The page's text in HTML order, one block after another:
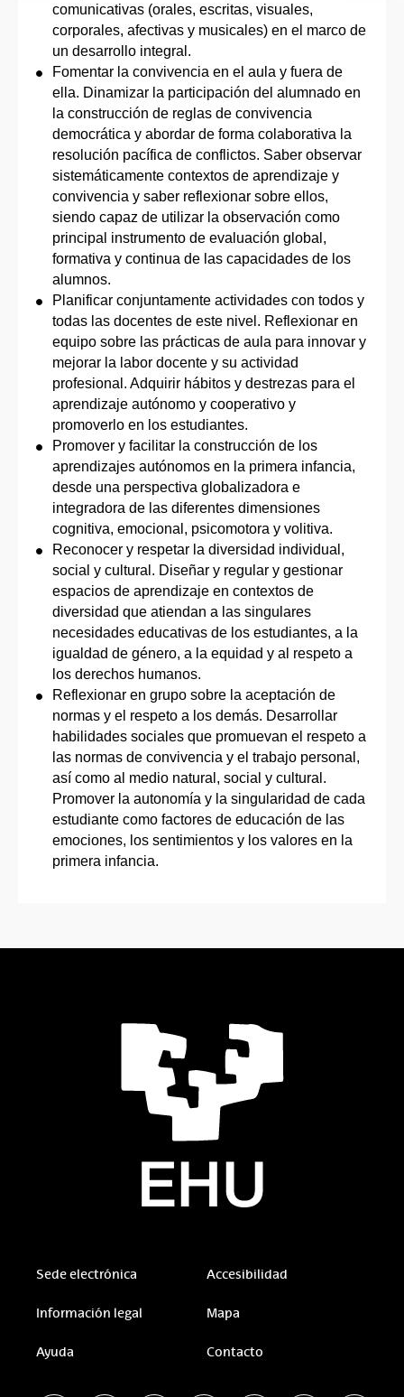
comunicativas (orales, escritas, visuales,
corporales, afectivas y musicales) en el marco de
un desarrollo integral.
Fomentar la convivencia en el aula y fuera de
ella. Dinamizar la participación del alumnado en
la construcción de reglas de convivencia
democrática y abordar de forma colaborativa la
resolución pacífica de conflictos. Saber observar
sistemáticamente contextos de aprendizaje y
convivencia y saber reflexionar sobre ellos,
siendo capaz de utilizar la observación como
principal instrumento de evaluación global,
formativa y continua de las capacidades de los
alumnos.
Planificar conjuntamente actividades con todos y
todas las docentes de este nivel. Reflexionar en
equipo sobre las prácticas de aula para innovar y
mejorar la labor docente y su actividad
profesional. Adquirir hábitos y destrezas para el
aprendizaje autónomo y cooperativo y
promoverlo en los estudiantes.
Promover y facilitar la construcción de los
aprendizajes autónomos en la primera infancia,
desde una perspectiva globalizadora e
integradora de las diferentes dimensiones
cognitiva, emocional, psicomotora y volitiva.
Reconocer y respetar la diversidad individual,
social y cultural. Diseñar y regular y gestionar
espacios de aprendizaje en contextos de
diversidad que atiendan a las singulares
necesidades educativas de los estudiantes, a la
igualdad de género, a la equidad y al respeto a
los derechos humanos.
Reflexionar en grupo sobre la aceptación de
normas y el respeto a los demás. Desarrollar
habilidades sociales que promuevan el respeto a
las normas de convivencia y el trabajo personal,
así como al medio natural, social y cultural.
Promover la autonomía y la singularidad de cada
estudiante como factores de educación de las
emociones, los sentimientos y los valores en la
primera infancia.
Sede electrónica Accesibilidad
Información legal Mapa
Ayuda Contacto